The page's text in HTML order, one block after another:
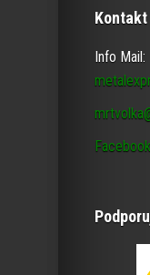
Kontakt
Info Mail:
Facebook